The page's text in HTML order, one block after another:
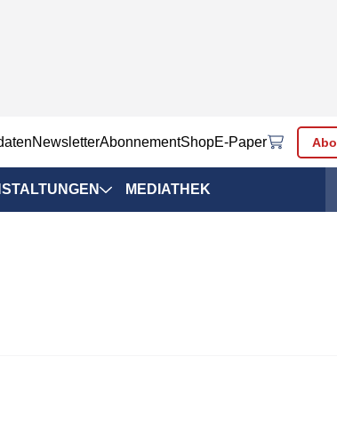
NewsletterAbonnementShopE-Paper Abo
MEDIATHEK